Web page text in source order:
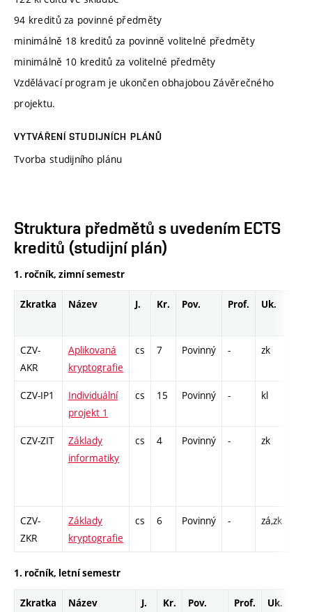
94 kreditů za povinné předměty
minimálně 18 kreditů za povinně volitelné předměty
minimálně 10 kreditů za volitelné předměty
Vzdělávací program je ukončen obhajobou Závěrečného
projektu.
VYTVÁŘENÍ STUDIJNÍCH PLÁNŮ
Tvorba studijního plánu
Struktura předmětů s uvedením ECTS
kreditů (studijní plán)
1. ročník, zimní semestr
Zkratka Název J. Kr. Pov. Prof. Uk.
CZV-
AKR
Aplikovaná
kryptografie
cs 7 Povinný - zk
CZV-IP1
Individuální
projekt 1
cs 15 Povinný - kl
CZV-ZIT
Základy
informatiky
cs 4 Povinný - zk
CZV-
ZKR
Základy
kryptografie
cs 6 Povinný - zá,zk
1. ročník, letní semestr
Zkratka Název J. Kr. Pov. Prof. Uk.